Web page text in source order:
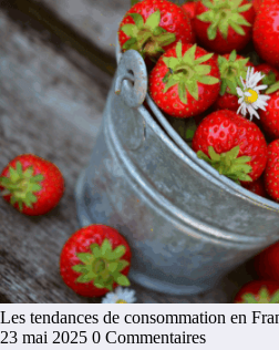
Les tendances de consommation en
23 mai 2025 0 Commentaires